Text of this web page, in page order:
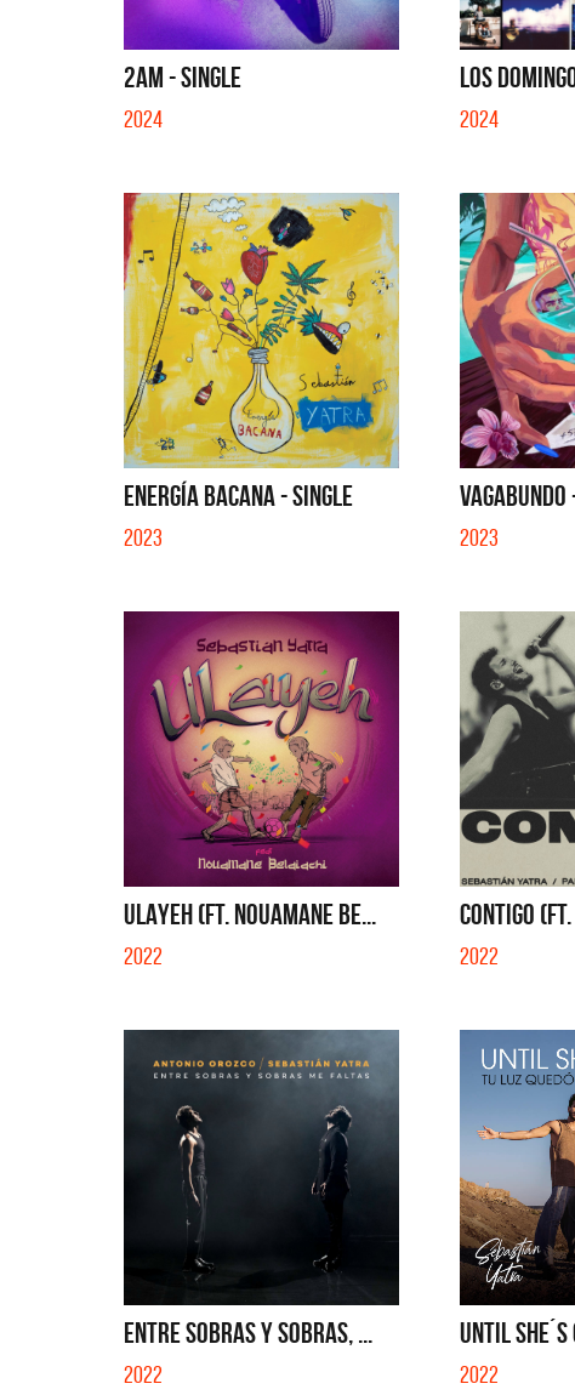
2AM - SINGLE
2024
LOS
2024
ENERGÍA BACANA - SINGLE
2023
VAGABUNDO
2023
ULAYEH (FT. NOUAMANE BE...
2022
CONTIGO
2022
ENTRE SOBRAS Y SOBRAS, ...
2022
UNTIL
2022
La Muela y Sus Amigos
QUE NO SE MUELA LA MUELA - SINGLE
La Joaqui
TE VI -